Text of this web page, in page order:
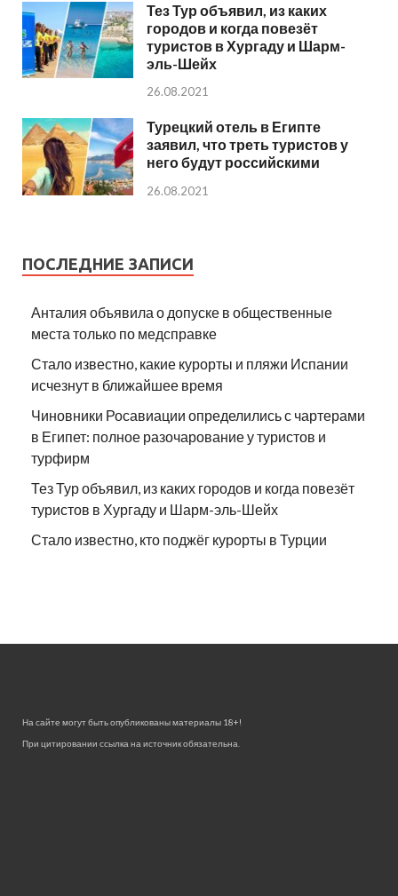
Тез Тур объявил, из каких
городов и когда повезёт
туристов в Хургаду и Шарм-
эль-Шейх
26.08.2021
Турецкий отель в Египте
заявил, что треть туристов у
него будут российскими
26.08.2021
ПОСЛЕДНИЕ ЗАПИСИ
Анталия объявила о допуске в общественные
места только по медсправке
Стало известно, какие курорты и пляжи Испании
исчезнут в ближайшее время
Чиновники Росавиации определились с чартерами
в Египет: полное разочарование у туристов и
турфирм
Тез Тур объявил, из каких городов и когда повезёт
туристов в Хургаду и Шарм-эль-Шейх
Стало известно, кто поджёг курорты в Турции
На сайте могут быть опубликованы материалы 18+!
При цитировании ссылка на источник обязательна.